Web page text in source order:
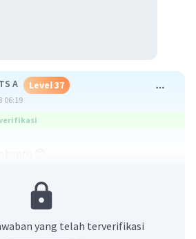
A Level 37
06:19
yang telah terverifikasi